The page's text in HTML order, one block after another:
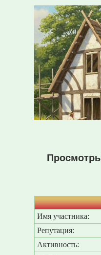
Имя участника:
Репутация:
Активность: